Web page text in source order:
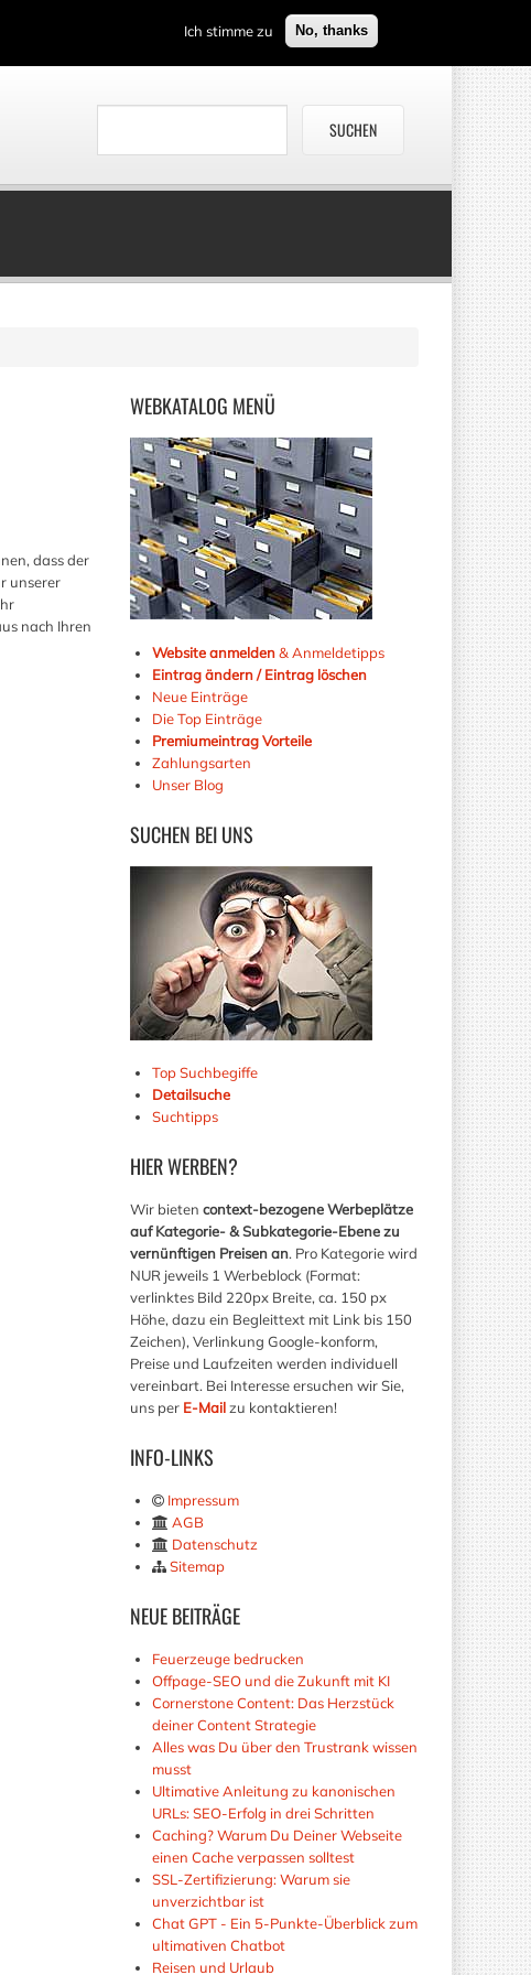
Ich stimme zu No, thanks
WEBKATALOG MENÜ
Website anmelden& Anmeldetipps
Eintrag ändern / Eintrag löschen
Neue Einträge
Die Top Einträge
Premiumeintrag Vorteile
Zahlungsarten
Unser Blog
SUCHEN BEI UNS
Top Suchbegiffe
Detailsuche
Suchtipps
HIERWERBEN?
Wir bieten context-bezogene Werbeplätze
auf Kategorie- & Subkategorie-Ebene zu
vernünftigen Preisen an. Pro Kategorie wird
NUR jeweils 1 Werbeblock (Format:
verlinktes Bild 220px Breite, ca. 150 px
Höhe, dazu ein Begleittext mit Link bis 150
Zeichen), Verlinkung Google-konform,
Preise und Laufzeiten werden individuell
vereinbart. Bei Interesse ersuchen wir Sie,
uns per E-Mailzu kontaktieren!
INFO-LINKS
Impressum
AGB
Datenschutz
Sitemap
NEUEBEITRÄGE
Feuerzeuge bedrucken
Offpage-SEO und die Zukunft mit KI
Cornerstone Content: Das Herzstück
deiner Content Strategie
Alles was Du über den Trustrank wissen
musst
Ultimative Anleitung zu kanonischen
URLs: SEO-Erfolg in drei Schritten
Caching? Warum Du Deiner Webseite
einen Cache verpassen solltest
SSL-Zertifizierung: Warum sie
unverzichtbar ist
Chat GPT - Ein 5-Punkte-Überblick zum
ultimativen Chatbot
Reisen und Urlaub
dass der
unserer
nach Ihren